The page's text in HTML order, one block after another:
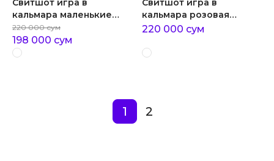
Свитшот игра в
кальмара маленькие
охранники игра в
кальмара
220 000 сум
198 000 сум
Свитшот игра в
кальмара розовая
стража из игры в
220 000 сум
1 2